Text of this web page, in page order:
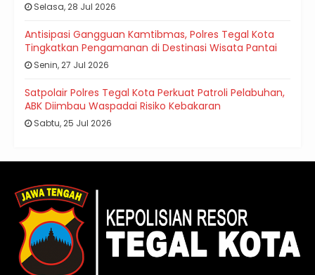
Selasa, 28 Jul 2026
Antisipasi Gangguan Kamtibmas, Polres Tegal Kota
Tingkatkan Pengamanan di Destinasi Wisata Pantai
Senin, 27 Jul 2026
Satpolair Polres Tegal Kota Perkuat Patroli Pelabuhan,
ABK Diimbau Waspadai Risiko Kebakaran
Sabtu, 25 Jul 2026